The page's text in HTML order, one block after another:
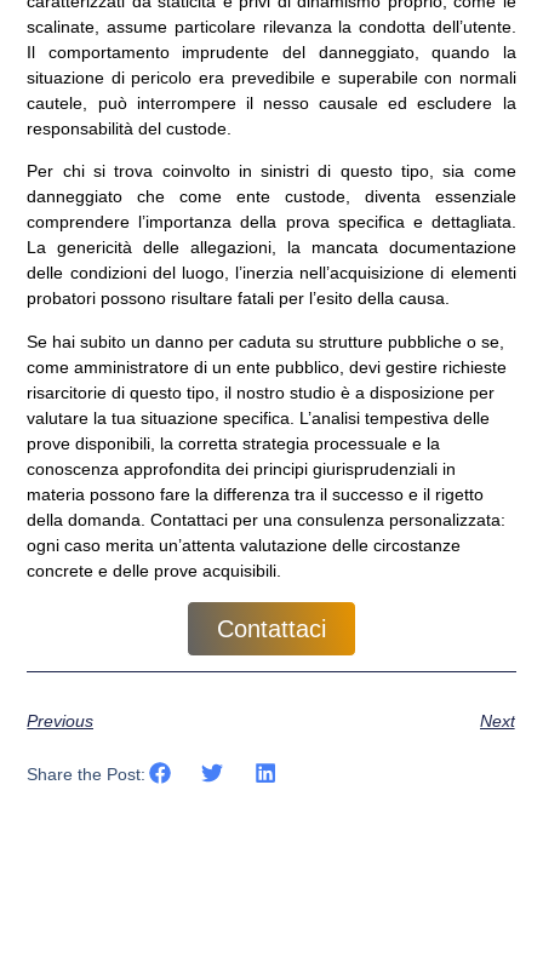
scalinate, assume particolare rilevanza la condotta dell’utente.
Il comportamento imprudente del danneggiato, quando la
situazione di pericolo era prevedibile e superabile con normali
cautele, può interrompere il nesso causale ed escludere la
responsabilità del custode.
Per chi si trova coinvolto in sinistri di questo tipo, sia come
danneggiato che come ente custode, diventa essenziale
comprendere l’importanza della prova specifica e dettagliata.
La genericità delle allegazioni, la mancata documentazione
delle condizioni del luogo, l’inerzia nell’acquisizione di elementi
probatori possono risultare fatali per l’esito della causa.
Se hai subito un danno per caduta su strutture pubbliche o se,
come amministratore di un ente pubblico, devi gestire richieste
risarcitorie di questo tipo, il nostro studio è a disposizione per
valutare la tua situazione specifica. L’analisi tempestiva delle
prove disponibili, la corretta strategia processuale e la
conoscenza approfondita dei principi giurisprudenziali in
materia possono fare la differenza tra il successo e il rigetto
della domanda. Contattaci per una consulenza personalizzata:
ogni caso merita un’attenta valutazione delle circostanze
concrete e delle prove acquisibili.
Contattaci
Previous Next
Share the Post: